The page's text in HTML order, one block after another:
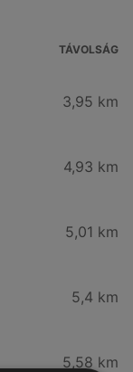
TÁVOLSÁG
3,95 km
4,93 km
5,01 km
5,4 km
5,58 km